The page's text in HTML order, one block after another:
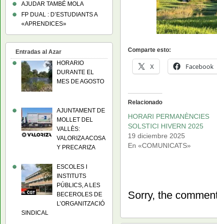
Comparte esto:
X Facebook
Relacionado
HORARI PERMANÈNCIES
SOLSTICI HIVERN 2025
19 diciembre 2025
En «COMUNICATS»
Sorry, the
AJUDAR TAMBÉ MOLA
FP DUAL : D’ESTUDIANTS A
«APRENDICES»
Entradas al Azar
HORARIO
DURANTE EL
MES DE AGOSTO
AJUNTAMENT DE
MOLLET DEL
VALLÈS:
VALORIZA ACOSA
Y PRECARIZA
ESCOLES I
INSTITUTS
PÚBLICS, A LES
BECEROLES DE
L’ORGANITZACIÓ
SINDICAL